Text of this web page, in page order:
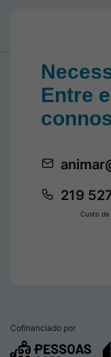
Entre
219
Custo
Cofinanciado por